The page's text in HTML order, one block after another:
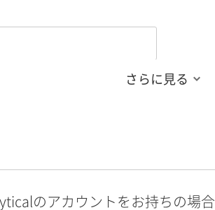
さらに見る
のアカウントをお持ちの場合